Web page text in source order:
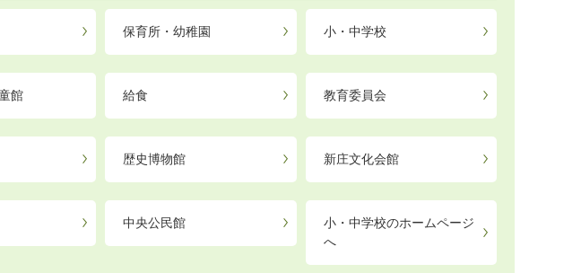
保育所・幼稚園 小・中学校
館 給食 教育委員会
歴史博物館 新庄文化会館
中央公民館
小・中学校のホームページ
へ